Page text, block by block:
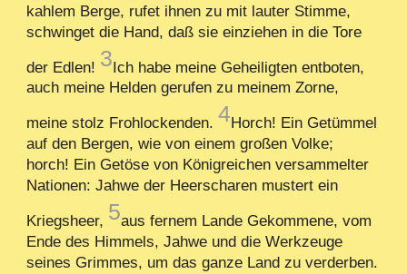
kahlem Berge, rufet ihnen zu mit lauter Stimme,
schwinget die Hand, daß sie einziehen in die Tore
der Edlen! 3Ich habe meine Geheiligten entboten,
auch meine Helden gerufen zu meinem Zorne,
meine stolz Frohlockenden.4Horch! Ein Getümmel
auf den Bergen, wie von einem großen Volke;
horch! Ein Getöse von Königreichen versammelter
Nationen: Jahwe der Heerscharen mustert ein
Kriegsheer, 5aus fernem Lande Gekommene, vom
Ende des Himmels, Jahwe und die Werkzeuge
seines Grimmes, um das ganze Land zu verderben.